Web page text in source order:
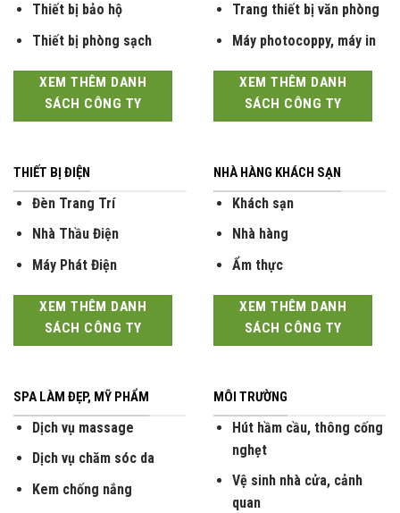
Thiết bị bảo hộ
Thiết bị phòng sạch
XEM THÊM DANH
SÁCH CÔNG TY
Trang thiết bị văn phòng
Máy photocoppy, máy in
XEM THÊM DANH
SÁCH CÔNG TY
THIẾT BỊ ĐIỆN
Đèn Trang Trí
Nhà Thầu Điện
Máy Phát Điện
XEM THÊM DANH
SÁCH CÔNG TY
NHÀ HÀNG KHÁCH SẠN
Khách sạn
Nhà hàng
Ẩm thực
XEM THÊM DANH
SÁCH CÔNG TY
SPA LÀM ĐẸP, MỸ PHẨM
Dịch vụ massage
Dịch vụ chăm sóc da
Kem chống nắng
MÔI TRƯỜNG
Hút hầm cầu, thông cống
nghẹt
Vệ sinh nhà cửa, cảnh
quan